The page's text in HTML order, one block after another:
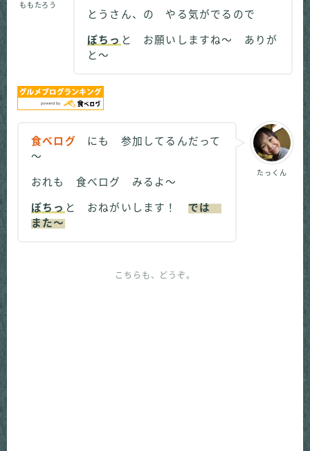
ももたろう
とうさん、の やる気がでるので
ぽちっ と お願いしますね～ ありが
と～
たっくん
食べログ
にも 参加してるんだって
～
おれも 食べログ みるよ～
ぽちっ と おねがいします！ では
また～
こちらも、どうぞ。